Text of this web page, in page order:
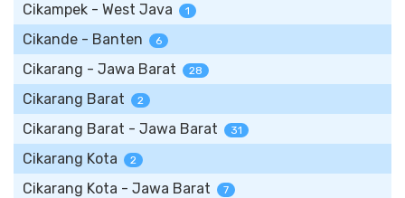
Cikampek - West Java 1
Cikande - Banten 6
Cikarang - Jawa Barat 28
Cikarang Barat 2
Cikarang Barat - Jawa Barat 31
Cikarang Kota 2
Cikarang Kota - Jawa Barat 7